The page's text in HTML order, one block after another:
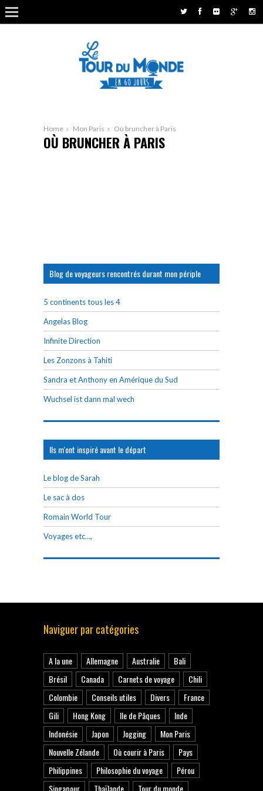
Home Mon Paris Où bruncher à Paris
OÙ BRUNCHER À PARIS
Blog de voyageurs rencontrés durant mon périple
5 continents tous les 4
Angelas Blog
Infinite Direction
Les Zonzons à Tahiti
Sandra et Anthony en Amérique du Sud
Wuchsel ist dann mal wech
Ils m'ont inspiré avant le départ
Le blog de Sarah
Le sac à dos
Romain World Tour
Voyages etc…,
Naviguer par catégories
A la une Allemagne Australie
Bali
Brésil
Canada Carnets de voyage
Chili
Colombie
Conseils utiles Divers
France
Gili
Hong Kong Ile de Pâques
Inde
Indonésie
Japon Jogging
Mon Paris
Nouvelle Zélande
Où courir à Paris
Pays
Philippines
Philosophie du voyage
Pérou
Singapour
Thaïlande Tour du monde